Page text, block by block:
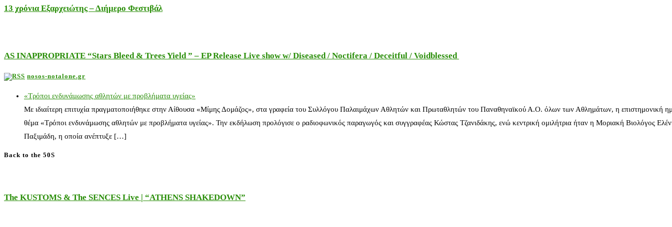
13 χρόνια Εξαρχειώτης – Διήμερο Φεστιβάλ
AS INAPPROPRIATE “Stars Bleed & Trees Yield ” – EP Release Live show w/ Diseased / Noctifera / Deceitful / Voidblessed
nosos-notalone.gr
«Τρόποι ενδυνάμωσης αθλητών με προβλήματα υγείας»
Με ιδιαίτερη επιτυχία πραγματοποιήθηκε στην Αίθουσα «Μίμης Δομάζος», στα γραφεία του Συλλόγου Παλαιμάχων Αθλητών και Πρωταθλητών του Παναθηναϊκού Α.Ο. όλων των Αθλημάτων, η επιστημονική
θέμα «Τρόποι ενδυνάμωσης αθλητών με προβλήματα υγείας». Την εκδήλωση προλόγισε ο ραδιοφωνικός παραγωγός και συγγραφέας Κώστας Τζανιδάκης, ενώ κεντρική ομιλήτρια ήταν η Μοριακή Βιολόγος
Παξιμάδη, η οποία ανέπτυξε […]
Back to the 50S
The KUSTOMS & The SENCES Live | “ATHENS SHAKEDOWN”